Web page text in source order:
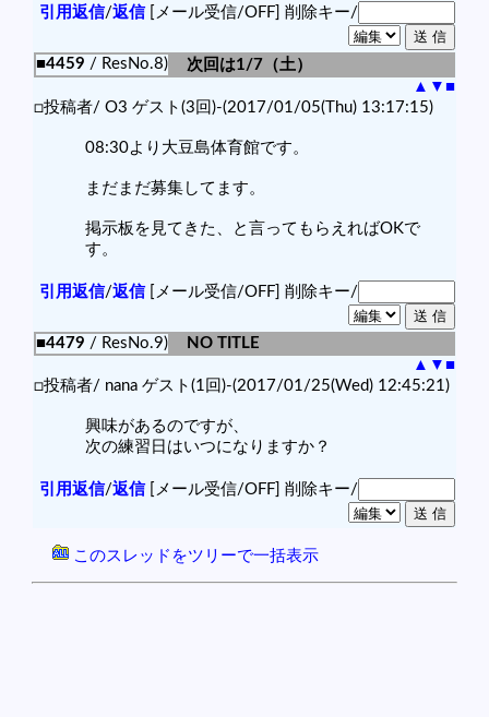
引用返信/返信[メール受信/OFF] 削除キー/
■4459 / ResNo.8)
次回は1/7（土）
▲ ▼ ■
□投稿者/ O3 ゲスト(3回)-(2017/01/05(Thu) 13:17:15)
08:30より大豆島体育館です。
まだまだ募集してます。
掲示板を見てきた、と言ってもらえればOKで
す。
引用返信/返信[メール受信/OFF] 削除キー/
■4479 / ResNo.9)
NO TITLE
▲ ▼ ■
□投稿者/ nana ゲスト(1回)-(2017/01/25(Wed) 12:45:21)
興味があるのですが、
次の練習日はいつになりますか？
引用返信/返信[メール受信/OFF] 削除キー/
このスレッドをツリーで一括表示